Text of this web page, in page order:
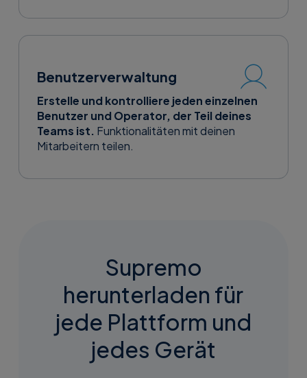
Benutzerverwaltung
Erstelle und kontrolliere jeden einzelnen
Benutzer und Operator, der Teil deines
Teams ist. Funktionalitäten mit deinen
Mitarbeitern teilen.
Supremo
herunterladen für
jede Plattform und
jedes Gerät